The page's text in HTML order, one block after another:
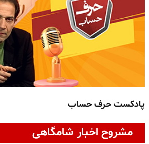
پادکست حرف حساب
مشروح اخبار شامگاهی